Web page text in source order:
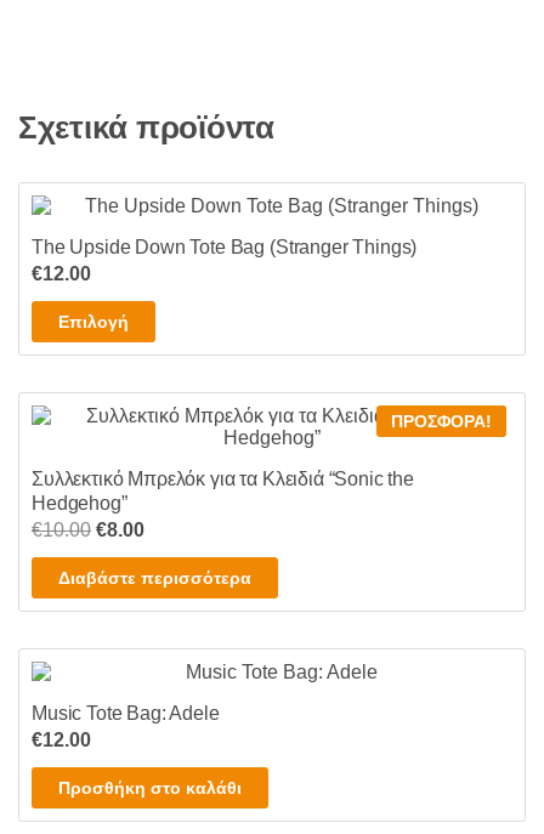
προϊόντος
Οι
επιλογές
μπορούν
να
επιλεγούν
σελίδα
προϊόντος
Σχετικά προϊόντα
The Upside Down Tote Bag (Stranger Things)
€12.00
Επιλογή
το
πολλαπλές
Οι
να
επιλεγούν
σελίδα
προϊόντος
ΠΡΟΣΦΟΡΆ!
Συλλεκτικό Μπρελόκ για τα Κλειδιά “Sonic the
Hedgehog”
€10.00 Original
price
was:
€10.00.
€8.00Η
τρέχουσα
τιμή
είναι:
€8.00.
Διαβάστε περισσότερα
Music Tote Bag: Adele
€12.00
Προσθήκη στο καλάθι